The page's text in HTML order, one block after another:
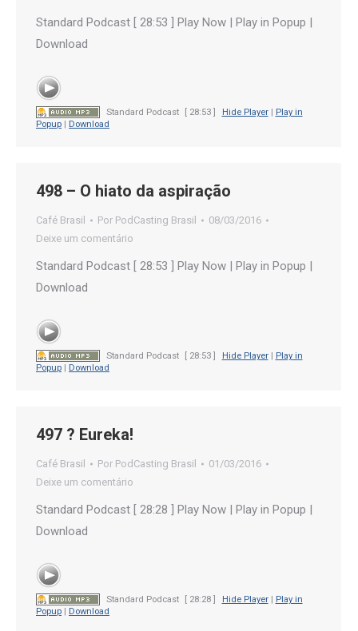
Standard Podcast [ 28:53 ] Play Now | Play in Popup |
Download
Standard Podcast [ 28:53 ] Hide Player| Play in
Popup
Download
498 – O hiato da aspiração
Café Brasil Por PodCasting Brasil
08/03/2016
Deixe um comentário
Standard Podcast [ 28:53 ] Play Now | Play in Popup |
Download
Standard Podcast [ 28:53 ] Hide Player| Play in
Popup
Download
497 ? Eureka!
Café Brasil Por PodCasting Brasil
01/03/2016
Deixe um comentário
Standard Podcast [ 28:28 ] Play Now | Play in Popup |
Download
Standard Podcast [ 28:28 ] Hide Player| Play in
Popup
Download